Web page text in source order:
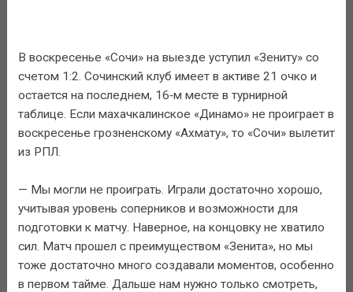
В воскресенье «Сочи» на выезде уступил «Зениту» со
счетом 1:2. Сочинский клуб имеет в активе 21 очко и
остается на последнем, 16‑м месте в турнирной
таблице. Если махачкалинское «Динамо» не проиграет в
воскресенье грозненскому «Ахмату», то «Сочи» вылетит
из РПЛ.
— Мы могли не проиграть. Играли достаточно хорошо,
учитывая уровень соперников и возможности для
подготовки к матчу. Наверное, на концовку не хватило
сил. Матч прошел с преимуществом «Зенита», но мы
тоже достаточно много создавали моментов, особенно
в первом тайме. Дальше нам нужно только смотреть,